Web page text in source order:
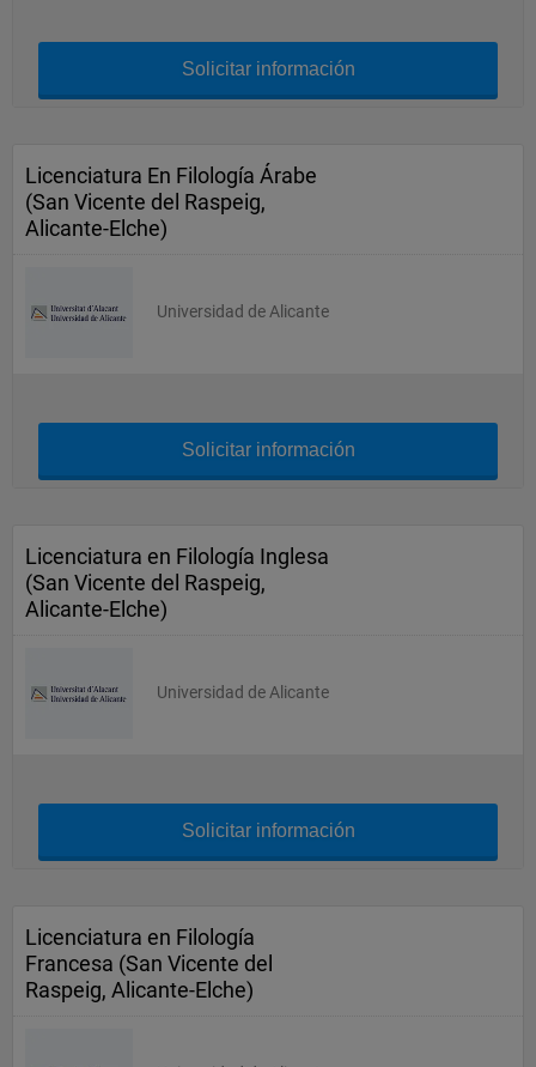
Solicitar información
Licenciatura En Filología Árabe
(San Vicente del Raspeig,
Alicante-Elche)
Universidad de Alicante
Solicitar información
Licenciatura en Filología Inglesa
(San Vicente del Raspeig,
Alicante-Elche)
Universidad de Alicante
Solicitar información
Licenciatura en Filología
Francesa (San Vicente del
Raspeig, Alicante-Elche)